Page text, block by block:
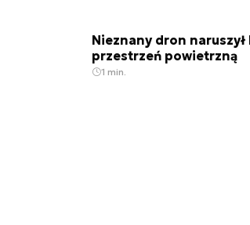
Nieznany dron naruszył
przestrzeń powietrzną
1 min.